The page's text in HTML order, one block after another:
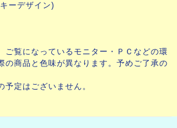
ーデザイン)
ご覧になっているモニター・ＰＣなどの環
の商品と色味が異なります。予めご了承の
定はございません。